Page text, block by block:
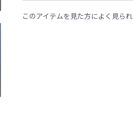
このアイテムを見た方によく見ら